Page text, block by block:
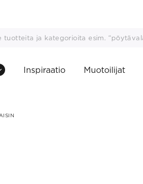
Inspiraatio Muotoilijat